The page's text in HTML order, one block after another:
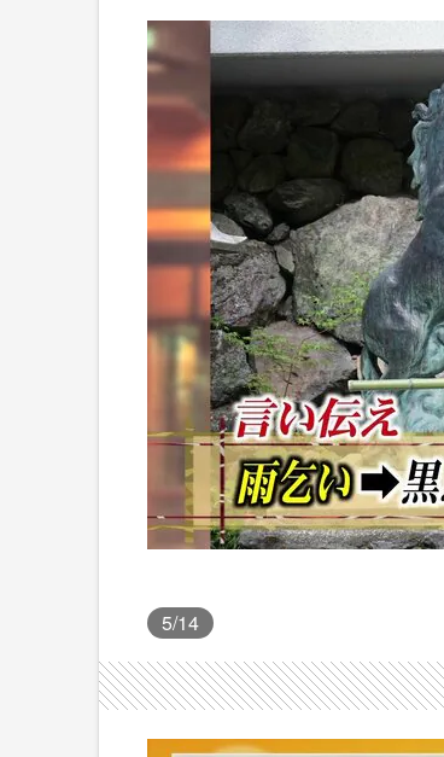
5/14